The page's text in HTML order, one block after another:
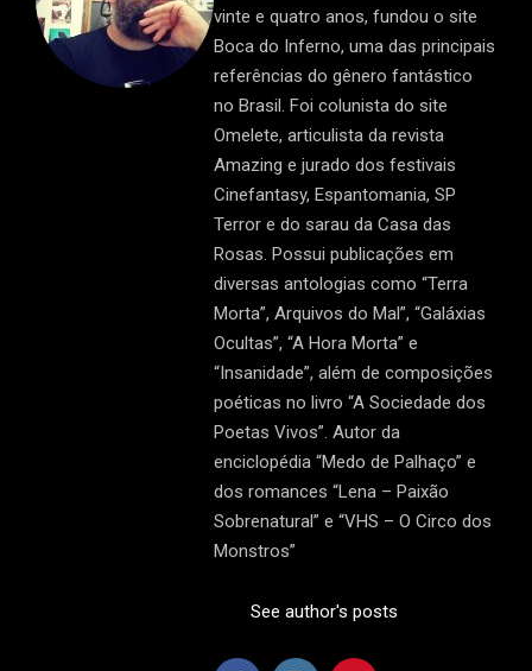
vinte e quatro anos, fundou o site
Boca do Inferno, uma das principais
referências do gênero fantástico
no Brasil. Foi colunista do site
Omelete, articulista da revista
Amazing e jurado dos festivais
Cinefantasy, Espantomania, SP
Terror e do sarau da Casa das
Rosas. Possui publicações em
diversas antologias como “Terra
Morta”, Arquivos do Mal”, “Galáxias
Ocultas”, “A Hora Morta” e
“Insanidade”, além de composições
poéticas no livro “A Sociedade dos
Poetas Vivos”. Autor da
enciclopédia “Medo de Palhaço” e
dos romances “Lena – Paixão
Sobrenatural” e “VHS – O Circo dos
Monstros”
See author's posts